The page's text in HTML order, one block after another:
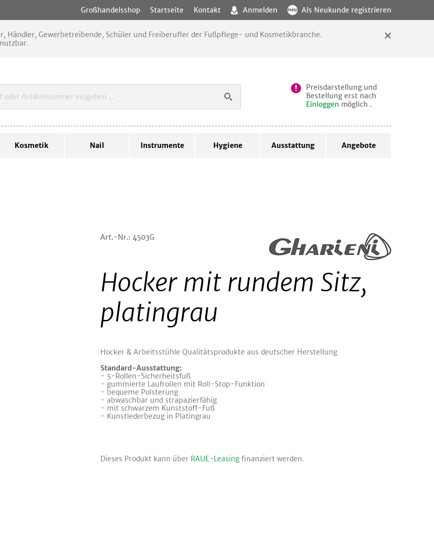
Großhandelsshop Startseite Kontakt Anmelden Als Neukunde registrieren
Händler, Gewerbetreibende, Schüler und Freiberufler der Fußpflege- und Kosmetikbranche.
Preisdarstellung und
Bestellung erst nach
Einloggen möglich .
Kosmetik Nail Instrumente Hygiene Ausstattung Angebote
Art.-Nr.: 4503G
Hocker mit rundem Sitz,
platingrau
Hocker & Arbeitsstühle Qualitätsprodukte aus deutscher Herstellung
Standard-Ausstattung:
- 5-Rollen-Sicherheitsfuß
- gummierte Laufrollen mit Roll-Stop-Funktion
- bequeme Polsterung
- abwaschbar und strapazierfähig
- mit schwarzem Kunststoff-Fuß
- Kunstlederbezug in Platingrau
Dieses Produkt kann über RAUE-Leasingfinanziert werden.